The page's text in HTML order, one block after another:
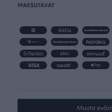
MAKSUTAVAT
Muuta